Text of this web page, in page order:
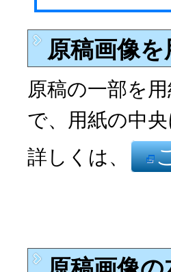
原稿画像
原稿の一部を
で、用紙の中
詳しくは、